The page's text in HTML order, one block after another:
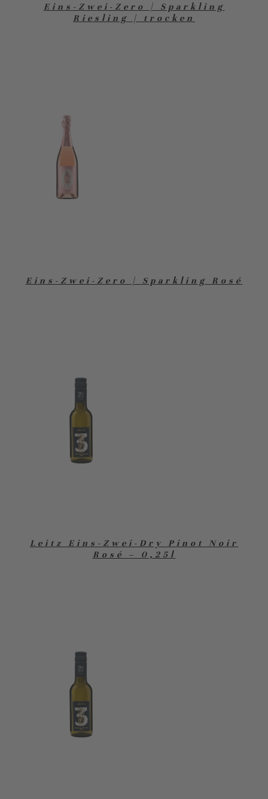
Eins-Zwei-Zero | Sparkling
Riesling | trocken
Eins-Zwei-Zero | Sparkling Rosé
Leitz Eins-Zwei-Dry Pinot Noir
Rosé – 0,25l